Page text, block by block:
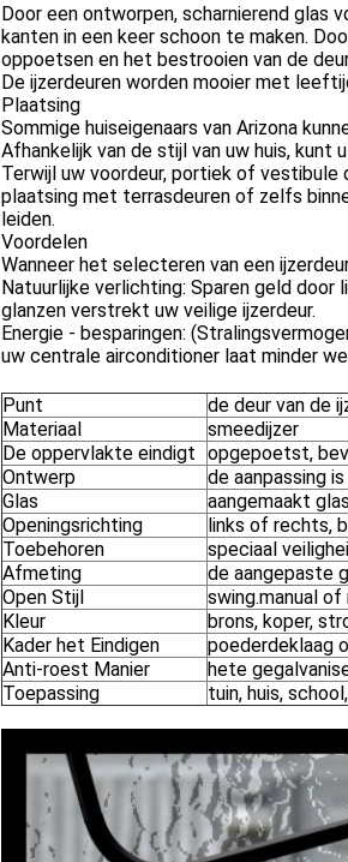
Door een ontworpen, scharnierend glas
kanten in een keer schoon te maken.
oppoetsen en het bestrooien van de
De ijzerdeuren worden mooier met
Plaatsing
Sommige huiseigenaars van Arizona
Afhankelijk van de stijl van uw huis, kunt
Terwijl uw voordeur, portiek of vestibule
plaatsing met terrasdeuren of zelfs
leiden.
Voordelen
Wanneer het selecteren van een
Natuurlijke verlichting: Sparen geld
glanzen verstrekt uw veilige ijzerdeur.
Energie - besparingen:
uw centrale airconditioner laat minder
Punt
de deur van de
Materiaal
smeedijzer
De oppervlakte eindigt opgepoetst,
Ontwerp
de aanpassing
Glas
aangemaakt
Openingsrichting
links of rechts,
Toebehoren
speciaal
Afmeting
de aangepaste
Open Stijl
swing.manual
Kleur
brons, koper,
Kader het Eindigen
poederdeklaag
Anti-roest Manier
hete
Toepassing
tuin, huis,